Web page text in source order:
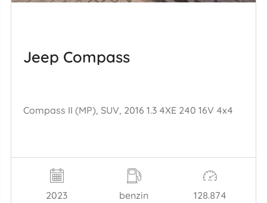
Jeep Compass
Compass II (MP), SUV, 2016 1.3 4XE 240 16V 4x4
2023 benzin 128.874